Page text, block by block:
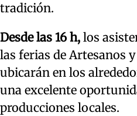
tradición.
Desde las 16 h, los
las ferias de Artesanos
ubicarán en los
una excelente
producciones locales.